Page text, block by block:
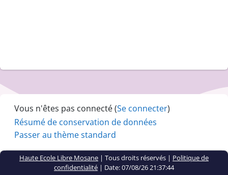
Vous n'êtes pas connecté (Se connecter)
Résumé de conservation de données
Passer au thème standard
Haute Ecole Libre Mosane | Tous droits réservés | Politique de
confidentialité | Date: 07/08/26 21:37:44